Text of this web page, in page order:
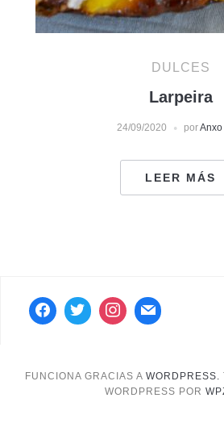
DULCES
Larpeira
24/09/2020 porAnxo
LEER MÁS
FUNCIONA GRACIAS A WORDPRESS.
WORDPRESS POR